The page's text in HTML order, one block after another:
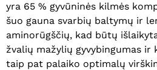
yra 65 % gyvūninės kilmės
šuo gauna svarbių baltymų ir
aminorūgščių, kad būtų
žvalių mažylių gyvybingumas ir
taip pat palaiko optimalų